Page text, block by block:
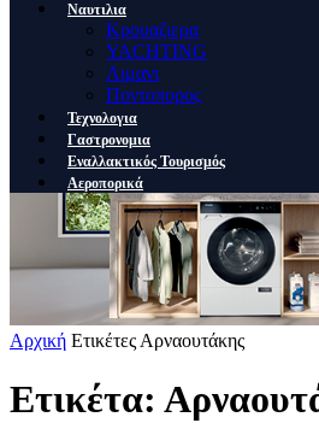
Ναυτιλια
Κρουαζιερα
YACHTING
Λιμανι
Ποντοπορος
Τεχνολογια
Γαστρονομια
Εναλλακτικός Τουρισμός
Αεροπορικά
Αρχική Ετικέτες Αρναουτάκης
Ετικέτα: